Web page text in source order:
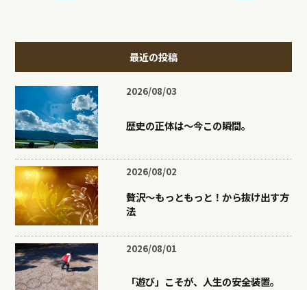
最近の投稿
2026/08/03
歴史の正体は〜今この瞬間。
2026/08/02
贅沢〜もっともっと！から抜け出す方
法
2026/08/01
「遊び」こそが、人生の安全装置。